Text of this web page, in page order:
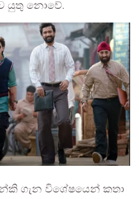
යුතු නොවේ.
ගැන විශේෂයෙන් කතා